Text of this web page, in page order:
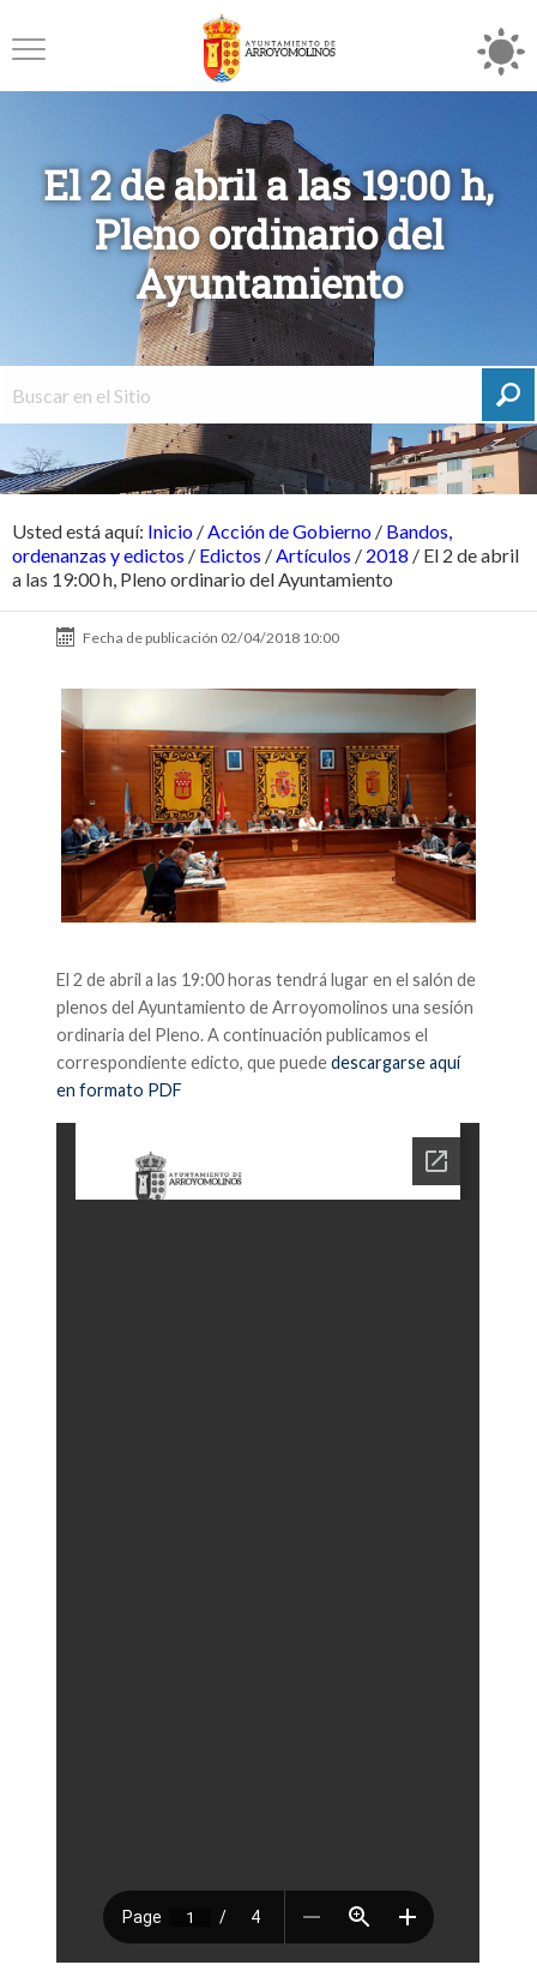
El 2 de abril a las 19:00 h,
Pleno ordinario del
Ayuntamiento
Usted está aquí: Inicio /Acción de Gobierno / Bandos,
ordenanzas y edictos / Edictos /Artículos / 2018 / El 2 de abril
a las 19:00 h, Pleno ordinario del Ayuntamiento
Fecha de publicación 02/04/2018 10:00
El 2 de abril a las 19:00 horas tendrá lugar en el salón de
plenos del Ayuntamiento de Arroyomolinos una sesión
ordinaria del Pleno. A continuación publicamos el
correspondiente edicto, que puededescargarse aquí
en formato PDF